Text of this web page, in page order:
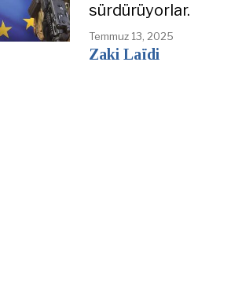
sürdürüyorlar.
Temmuz 13, 2025
Zaki Laïdi